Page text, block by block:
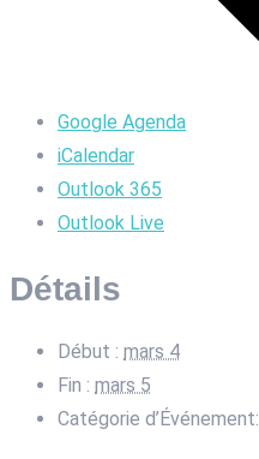
Google Agenda
iCalendar
Outlook 365
Outlook Live
Détails
Début : mars 4
Fin : mars 5
Catégorie d’Événement: